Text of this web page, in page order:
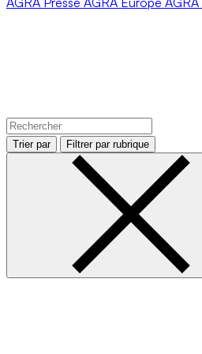
Trier par Filtrer par rubrique